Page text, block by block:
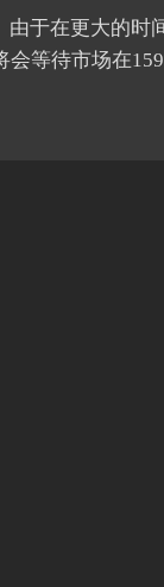
由于在更大的时
等待市场在